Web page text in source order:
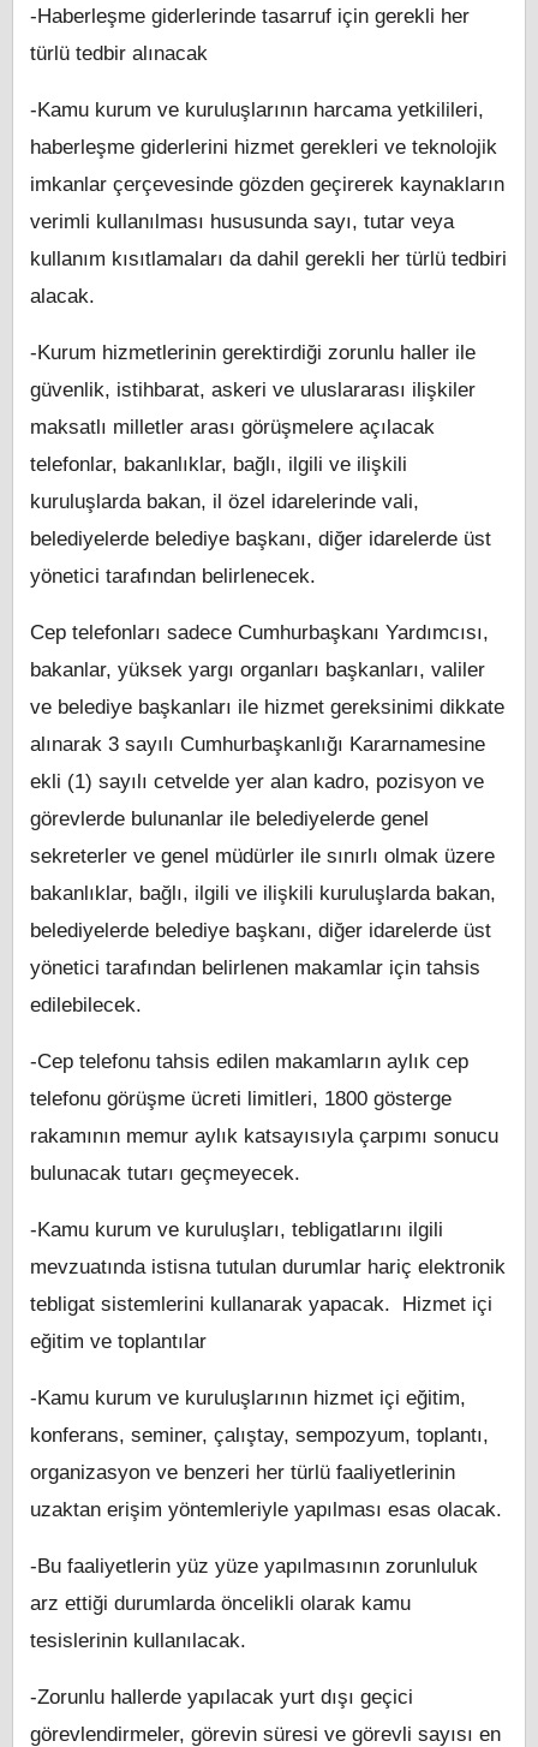
-Haberleşme giderlerinde tasarruf için gerekli her
türlü tedbir alınacak
-Kamu kurum ve kuruluşlarının harcama yetkilileri,
haberleşme giderlerini hizmet gerekleri ve teknolojik
imkanlar çerçevesinde gözden geçirerek kaynakların
verimli kullanılması hususunda sayı, tutar veya
kullanım kısıtlamaları da dahil gerekli her türlü tedbiri
alacak.
-Kurum hizmetlerinin gerektirdiği zorunlu haller ile
güvenlik, istihbarat, askeri ve uluslararası ilişkiler
maksatlı milletler arası görüşmelere açılacak
telefonlar, bakanlıklar, bağlı, ilgili ve ilişkili
kuruluşlarda bakan, il özel idarelerinde vali,
belediyelerde belediye başkanı, diğer idarelerde üst
yönetici tarafından belirlenecek.
Cep telefonları sadece Cumhurbaşkanı Yardımcısı,
bakanlar, yüksek yargı organları başkanları, valiler
ve belediye başkanları ile hizmet gereksinimi dikkate
alınarak 3 sayılı Cumhurbaşkanlığı Kararnamesine
ekli (1) sayılı cetvelde yer alan kadro, pozisyon ve
görevlerde bulunanlar ile belediyelerde genel
sekreterler ve genel müdürler ile sınırlı olmak üzere
bakanlıklar, bağlı, ilgili ve ilişkili kuruluşlarda bakan,
belediyelerde belediye başkanı, diğer idarelerde üst
yönetici tarafından belirlenen makamlar için tahsis
edilebilecek.
-Cep telefonu tahsis edilen makamların aylık cep
telefonu görüşme ücreti limitleri, 1800 gösterge
rakamının memur aylık katsayısıyla çarpımı sonucu
bulunacak tutarı geçmeyecek.
-Kamu kurum ve kuruluşları, tebligatlarını ilgili
mevzuatında istisna tutulan durumlar hariç elektronik
tebligat sistemlerini kullanarak yapacak. Hizmet içi
eğitim ve toplantılar
-Kamu kurum ve kuruluşlarının hizmet içi eğitim,
konferans, seminer, çalıştay, sempozyum, toplantı,
organizasyon ve benzeri her türlü faaliyetlerinin
uzaktan erişim yöntemleriyle yapılması esas olacak.
-Bu faaliyetlerin yüz yüze yapılmasının zorunluluk
arz ettiği durumlarda öncelikli olarak kamu
tesislerinin kullanılacak.
-Zorunlu hallerde yapılacak yurt dışı geçici
görevlendirmeler, görevin süresi ve görevli sayısı en